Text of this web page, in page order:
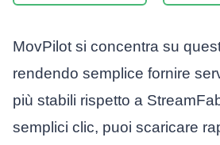
MovPilot si concentra su
rendendo semplice fornire
più stabili rispetto a
semplici clic, puoi scaricare